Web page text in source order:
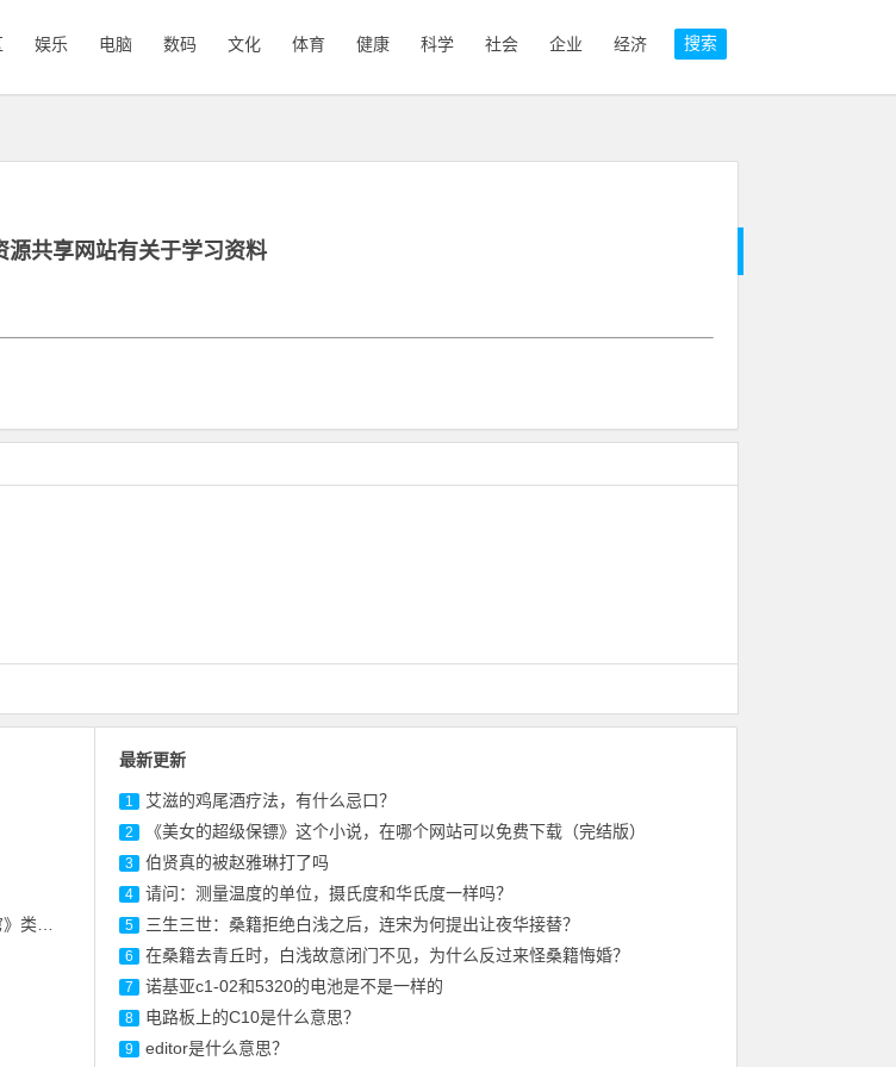
搜索
娱乐 电脑 数码 文化 体育 健康 科学 社会 企业 经济
源共享网站有关于学习资料
似的
最新更新
1 艾滋的鸡尾酒疗法，有什么忌口？
2 《美女的超级保镖》这个小说，在哪个网站可以免费下载（完结版）
3 伯贤真的被赵雅琳打了吗
4 请问：测量温度的单位，摄氏度和华氏度一样吗？
5 三生三世：桑籍拒绝白浅之后，连宋为何提出让夜华接替？
6 在桑籍去青丘时，白浅故意闭门不见，为什么反过来怪桑籍悔婚？
7 诺基亚c1-02和5320的电池是不是一样的
8 电路板上的C10是什么意思？
9 editor是什么意思？